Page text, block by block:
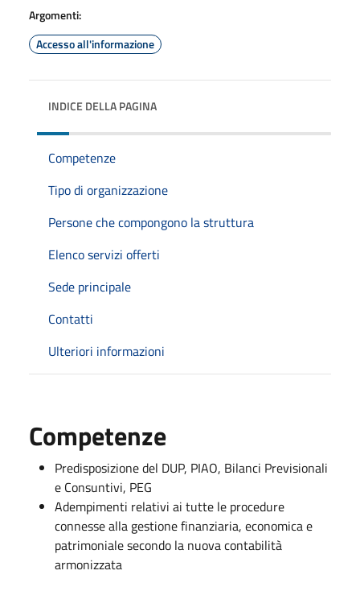
Argomenti:
Accesso all'informazione
INDICE DELLA PAGINA
Competenze
Tipo di organizzazione
Persone che compongono la struttura
Elenco servizi offerti
Sede principale
Contatti
Ulteriori informazioni
Competenze
Predisposizione del DUP, PIAO, Bilanci Previsionali
e Consuntivi, PEG
Adempimenti relativi ai tutte le procedure
connesse alla gestione finanziaria, economica e
patrimoniale secondo la nuova contabilità
armonizzata